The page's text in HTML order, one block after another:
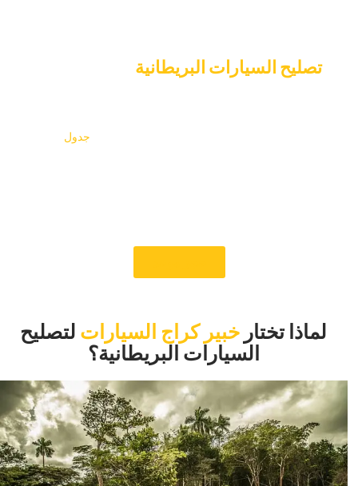
‏تصليح السيارات البريطانية‏
‏جدول‏
‏لماذا تختار‏ خبير كراج السيارات ‏لتصليح
السيارات البريطانية؟‏